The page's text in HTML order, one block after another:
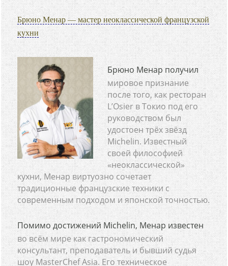
Брюно Менар — мастер неоклассической французской
кухни
Брюно Менар получил
мировое признание
после того, как ресторан
L’Osier в Токио под его
руководством был
удостоен трёх звёзд
Michelin. Известный
своей философией
«неоклассической»
кухни, Менар виртуозно сочетает
традиционные французские техники с
современным подходом и японской точностью.
Помимо достижений Michelin, Менар известен
во всём мире как гастрономический
консультант, преподаватель и бывший судья
шоу MasterChef Asia. Его техническое